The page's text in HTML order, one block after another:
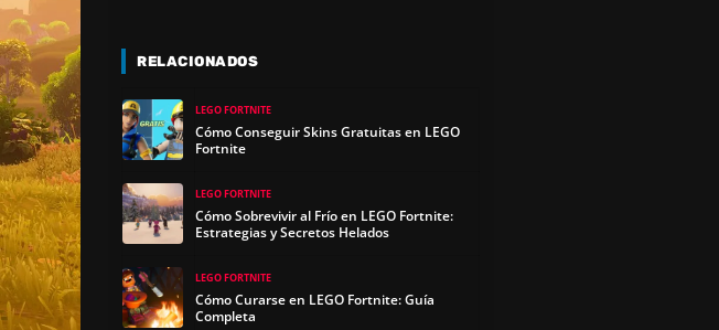
RELACIONADOS
LEGO FORTNITE
Cómo Conseguir Skins Gratuitas en LEGO
Fortnite
LEGO FORTNITE
Cómo Sobrevivir al Frío en LEGO Fortnite:
Estrategias y Secretos Helados
LEGO FORTNITE
Cómo Curarse en LEGO Fortnite: Guía
Completa